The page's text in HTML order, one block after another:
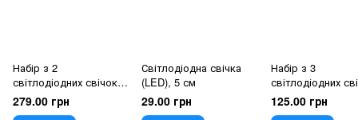
Набір з 2
світлодіодних свічок
(LED), білий, 26 см
279.00 грн
Світлодіодна свічка
(LED), 5 см
29.00 грн
Набір з 3
світлодіодних
(LED), айворі,
125.00 грн